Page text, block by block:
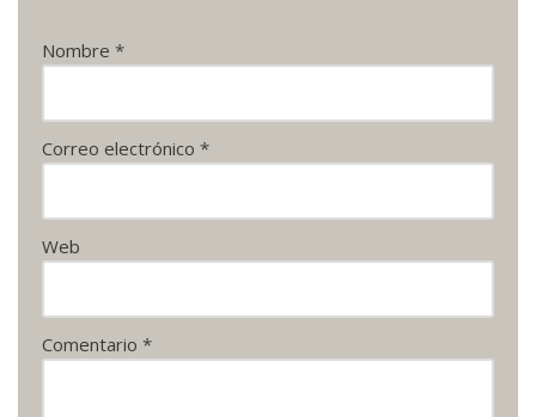
Nombre *
Correo electrónico *
Web
Comentario *